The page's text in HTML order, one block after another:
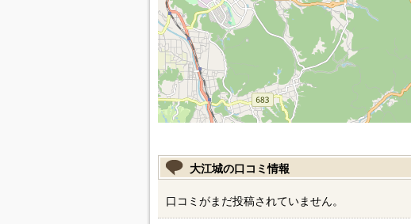
大江城の口コミ情報
口コミがまだ投稿されていません。